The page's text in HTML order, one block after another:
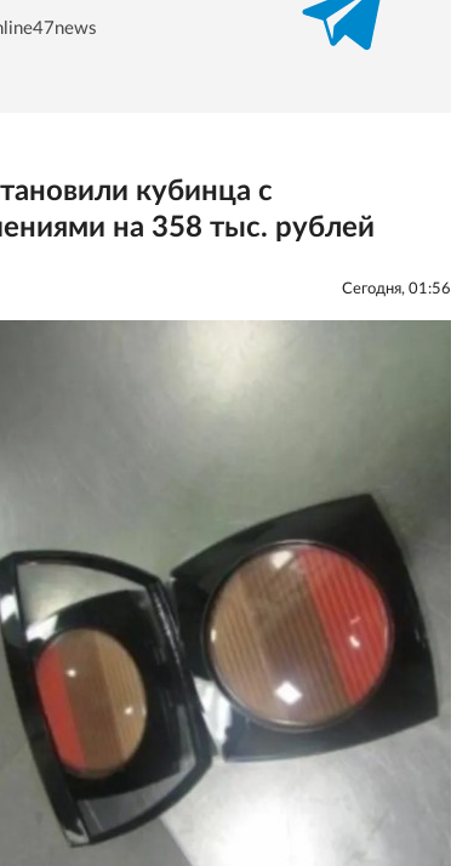
кубинца с
на 358 тыс. рублей
Сегодня, 01:56